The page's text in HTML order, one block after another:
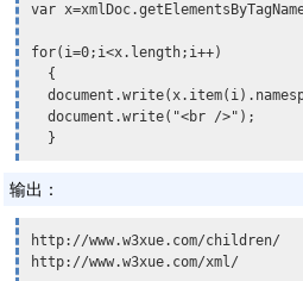
var
for(i=0;i<x.length;i++)
  {
  document.write(
  document.write("<br />");
输出：
http://www.w3xue.com/children/
http://www.w3xue.com/xml/